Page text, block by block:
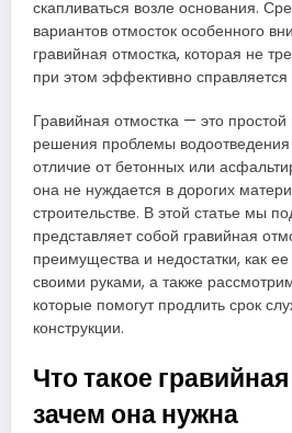
скапливаться возле основания.
вариантов отмосток особенного
гравийная отмостка, которая не
при этом эффективно справляется
Гравийная отмостка — это
решения проблемы водоотведения
отличие от бетонных или
она не нуждается в дорогих
строительстве. В этой статье мы
представляет собой гравийная
преимущества и недостатки, как
своими руками, а также
которые помогут продлить срок
конструкции.
Что такое
зачем она нужна